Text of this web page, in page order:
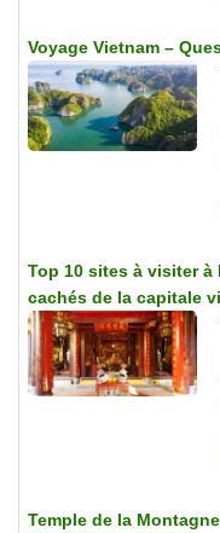
Voyage Vietnam –
Top 10 sites à visiter à
cachés de la capitale
Temple de la